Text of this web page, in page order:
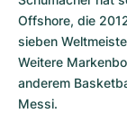
Offshore, die
sieben
Weitere
anderem
Messi.